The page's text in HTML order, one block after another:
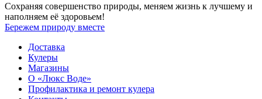
Сохраняя совершенство природы, меняем жизнь к лучшему и
наполняем её здоровьем!
Бережем природу вместе
Доставка
Кулеры
Магазины
О «Люкс Воде»
Профилактика и ремонт кулера